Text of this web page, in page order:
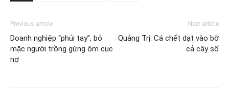
Previous article
Doanh nghiệp “phủi tay”, bỏ
mặc người trồng gừng ôm cục
nợ
Next article
Quảng Trị: Cá chết dạt vào bờ
cả cây số